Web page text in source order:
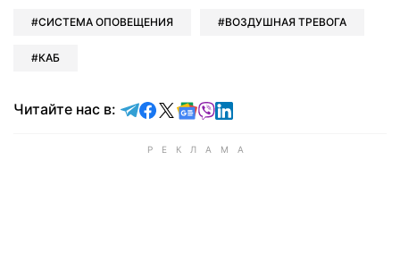
СИСТЕМА ОПОВЕЩЕНИЯ ВОЗДУШНАЯ ТРЕВОГА
КАБ
Читайте нас в: Читайте в Telegram
Читайте в Facebook
Читайте в X
Читайте в Google news
Читайте в Viber
Читайте в LinkedIn